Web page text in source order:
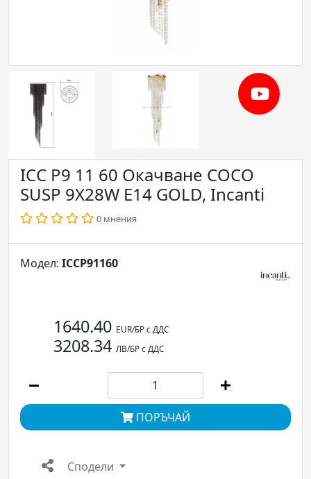
ICC P9 11 60 Окачване COCO
SUSP 9X28W E14 GOLD, Incanti
0 мнения
Модел: ICCP91160
1640.40 EUR/БР с ДДС
3208.34 ЛВ/БР с ДДС
ПОРЪЧАЙ
Сподели